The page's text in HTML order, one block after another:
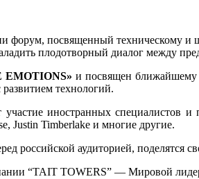
посвященный техническому и
плодотворный диалог между
EMOTIONS» и посвящен ближайшему
технологий.
участие иностранных
Justin Timberlake и многие другие.
российской аудиторией,
“TAIT TOWERS” — Мировой